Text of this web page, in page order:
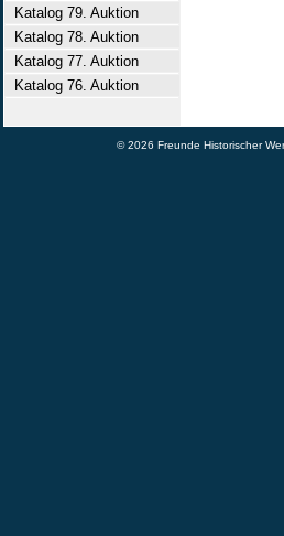
Katalog 79. Auktion
Katalog 78. Auktion
Katalog 77. Auktion
Katalog 76. Auktion
© 2026 Freunde Historischer